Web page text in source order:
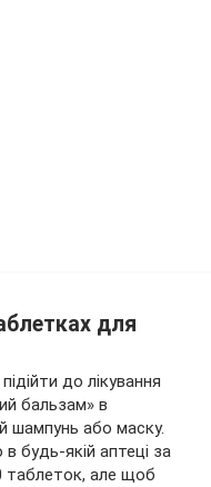
для
до лікування
бальзам» в
шампунь або маску.
будь-якій аптеці за
таблеток, але щоб